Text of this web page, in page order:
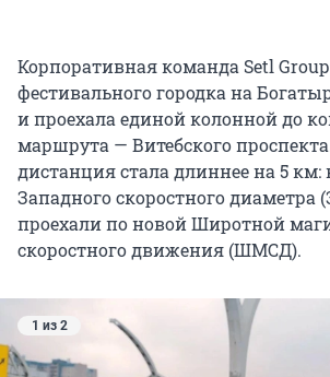
Корпоративная команда Setl Group
фестивального городка на
и проехала единой колонной до
маршрута — Витебского
дистанция стала длиннее на 5 км:
Западного скоростного диаметра
проехали по новой Широтной
скоростного движения (ШМСД).
1 из 2